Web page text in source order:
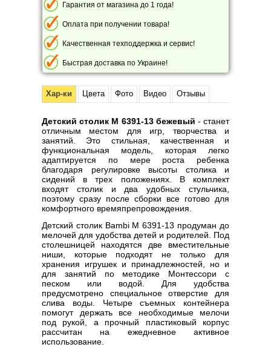
Гарантия от магазина до 1 года!
Оплата при получении товара!
Качественная техподдержка и сервис!
Быстрая доставка по Украине!
Хар-ки Цвета Фото Видео Отзывы
Детский столик M 6391-13 бежевый - станет
отличным местом для игр, творчества и
занятий. Это стильная, качественная и
функциональная модель, которая легко
адаптируется по мере роста ребенка
благодаря регулировке высоты столика и
сидений в трех положениях. В комплект
входят столик и два удобных стульчика,
поэтому сразу после сборки все готово для
комфортного времяпрепровождения.
Детский столик Bambi M 6391-13 продуман до
мелочей для удобства детей и родителей. Под
столешницей находятся две вместительные
ниши, которые подходят не только для
хранения игрушек и принадлежностей, но и
для занятий по методике Монтессори с
песком или водой. Для удобства
предусмотрено специальное отверстие для
слива воды. Четыре съемных контейнера
помогут держать все необходимые мелочи
под рукой, а прочный пластиковый корпус
рассчитан на ежедневное активное
использование.